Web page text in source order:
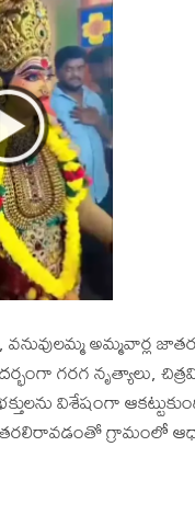
వనువులమ్మ అమ్మవార్ల
గరగ నృత్యాలు,
విశేషంగా
తరలిరావడంతో గ్రామంలో